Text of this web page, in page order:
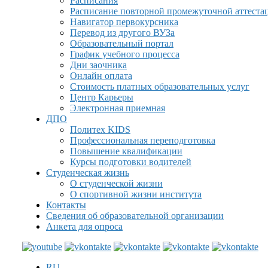
Расписание повторной промежуточной
Навигатор первокурсника
Перевод из другого ВУЗа
Образовательный портал
График учебного процесса
Дни заочника
Онлайн оплата
Стоимость платных образовательных услуг
Центр Карьеры
Электронная приемная
ДПО
Политех KIDS
Профессиональная переподготовка
Повышение квалификации
Курсы подготовки водителей
Студенческая жизнь
О студенческой жизни
О спортивной жизни института
Контакты
Сведения об образовательной организации
Анкета для опроса